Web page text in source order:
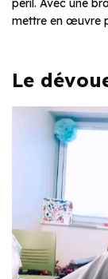
péril. Avec une
mettre en œuvre
Le